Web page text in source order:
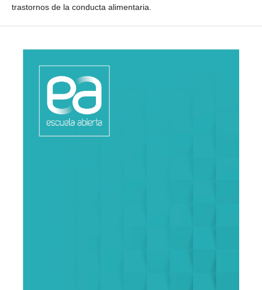
trastornos de la conducta alimentaria.